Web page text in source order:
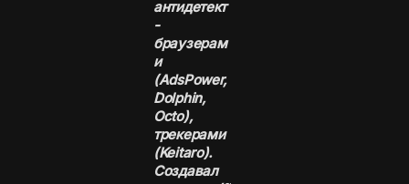
антидетект
-
браузерам
и
(AdsPower,
Dolphin,
Octo),
трекерами
(Keitaro).
Создавал